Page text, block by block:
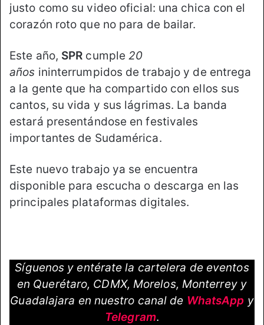
justo como su video oficial: una chica con el
corazón roto que no para de bailar.
Este año, SPR cumple20
años ininterrumpidos de trabajo y de entrega
a la gente que ha compartido con ellos sus
cantos, su vida y sus lágrimas. La banda
estará presentándose en festivales
importantes de Sudamérica.
Este nuevo trabajo ya se encuentra
disponible para escucha o descarga en las
principales plataformas digitales.
Síguenos y entérate la cartelera de eventos
en Querétaro, CDMX, Morelos, Monterrey y
Guadalajara en nuestro canal de WhatsApp y
Telegram.